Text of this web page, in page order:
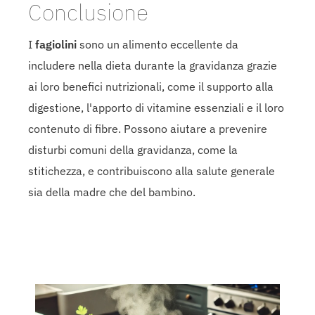
Conclusione
I fagiolini sono un alimento eccellente da
includere nella dieta durante la gravidanza grazie
ai loro benefici nutrizionali, come il supporto alla
digestione, l'apporto di vitamine essenziali e il loro
contenuto di fibre. Possono aiutare a prevenire
disturbi comuni della gravidanza, come la
stitichezza, e contribuiscono alla salute generale
sia della madre che del bambino.